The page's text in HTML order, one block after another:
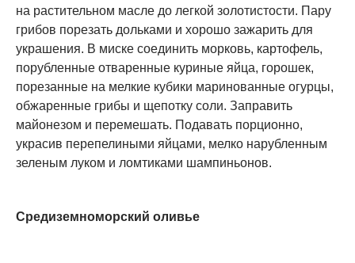
на растительном масле до легкой золотистости. Пару
грибов порезать дольками и хорошо зажарить для
украшения. В миске соединить морковь, картофель,
порубленные отваренные куриные яйца, горошек,
порезанные на мелкие кубики маринованные огурцы,
обжаренные грибы и щепотку соли. Заправить
майонезом и перемешать. Подавать порционно,
украсив перепелиными яйцами, мелко нарубленным
зеленым луком и ломтиками шампиньонов.
Средиземноморский оливье